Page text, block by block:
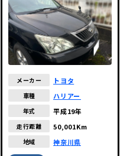
メーカー トヨタ
車種 ハリアー
年式 平成19年
走行距離 50,001Km
地域 神奈川県